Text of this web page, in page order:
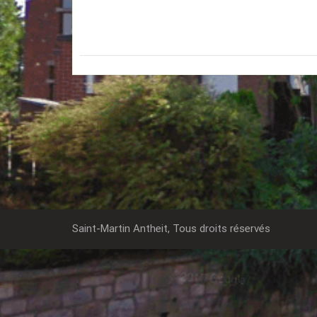
Saint-Martin Antheit, Tous droits réservés